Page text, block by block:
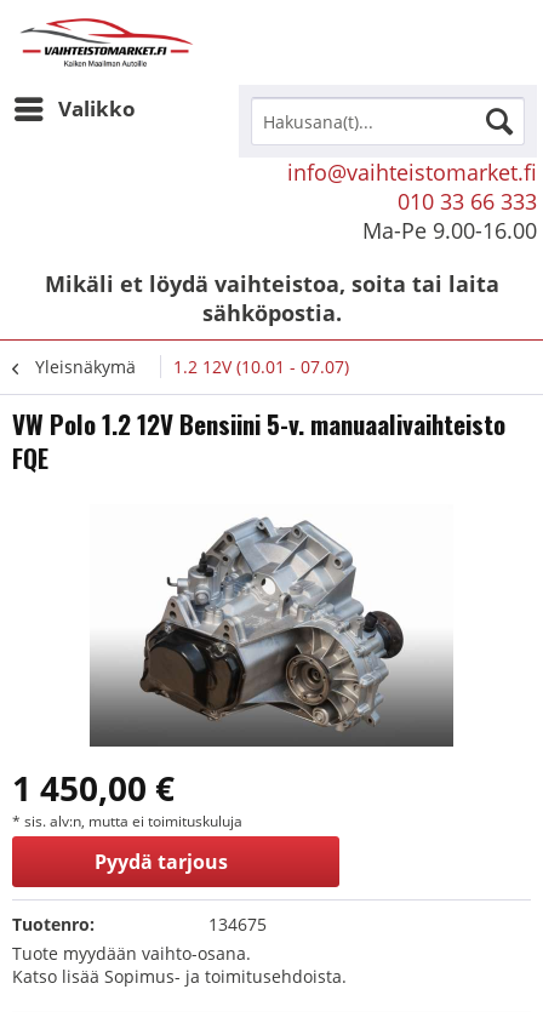
Valikko
info@vaihteistomarket.fi
010 33 66 333
Ma-Pe 9.00-16.00
Mikäli et löydä vaihteistoa, soita tai laita
sähköpostia.
Yleisnäkymä 1.2 12V (10.01 - 07.07)
VW Polo 1.2 12V Bensiini 5-v. manuaalivaihteisto
FQE
1 450,00 €
* sis. alv:n, mutta ei toimituskuluja
Pyydä tarjous
Tuotenro:
134675
Tuote myydään vaihto-osana.
Katso lisää Sopimus- ja toimitusehdoista.